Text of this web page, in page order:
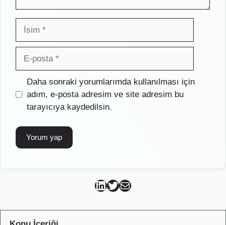
İsim
posta
İnternet
sitesi
Daha sonraki yorumlarımda kullanılması için
adım, e-posta adresim ve site adresim bu
tarayıcıya kaydedilsin.
Can Kütahya Linkedin
Can Kütahya Twitter
Can Kütahya Mail